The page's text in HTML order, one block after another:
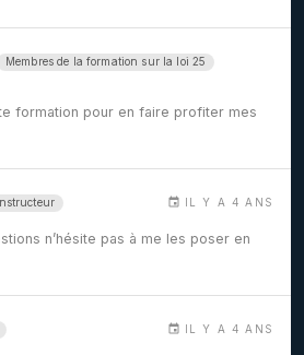
Membres de la formation sur la loi 25
formation pour en faire profiter mes
IL Y A 4 ANS
n’hésite pas à me les poser en
IL Y A 4 ANS